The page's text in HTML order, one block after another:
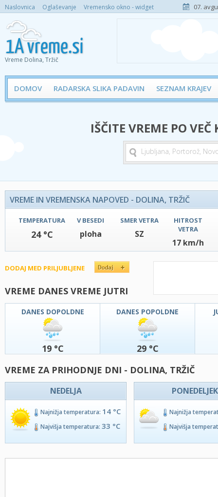
Naslovnica Oglaševanje Vremensko okno - widget 07.
Vreme Dolina, Tržič
DOMOV RADARSKA SLIKA PADAVIN SEZNAM KRAJEV
IŠČITE VREME PO
VREME IN VREMENSKA NAPOVED - DOLINA, TRŽIČ
TEMPERATURA
24 °C
V BESEDI
ploha
SMER VETRA
SZ
HITROST
VETRA
17 km/h
DODAJ MED PRILJUBLJENE
VREME DANES VREME JUTRI
DANES DOPOLDNE
19 °C
DANES POPOLDNE
29 °C
VREME ZA PRIHODNJE DNI - DOLINA, TRŽIČ
NEDELJA
Najnižja temperatura: 14 °C
Najvišja temperatura: 33 °C
PONEDELJEK
Najnižja
Najvišja